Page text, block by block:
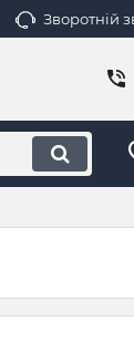
Зворотній